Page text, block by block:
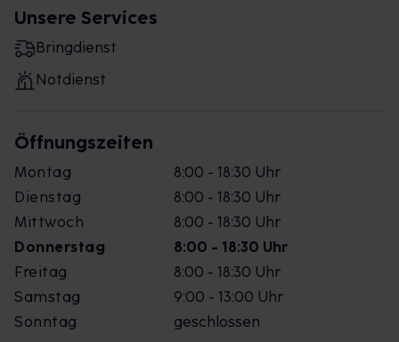
Unsere Services
Bringdienst
Notdienst
Öffnungszeiten
Montag
8:00 - 18:30 Uhr
Dienstag
8:00 - 18:30 Uhr
Mittwoch
8:00 - 18:30 Uhr
Donnerstag
8:00 - 18:30 Uhr
Freitag
8:00 - 18:30 Uhr
Samstag
9:00 - 13:00 Uhr
Sonntag
geschlossen